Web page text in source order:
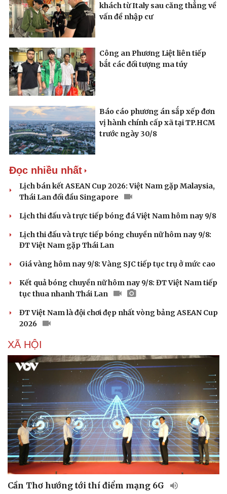
Pháp luật
Vụ án
Tin nóng
Tư vấn luật
Quân sự - Quốc phòng
khách từ Italy sau căng thẳng về
vấn đề nhập cư
Công an Phương Liệt liên tiếp
bắt các đối tượng ma túy
Báo cáo phương án sắp xếp đơn
vị hành chính cấp xã tại TP.HCM
trước ngày 30/8
Đọc nhiều nhất
Lịch bán kết ASEAN Cup 2026: Việt Nam gặp Malaysia,
Thái Lan đối đầu Singapore
Lịch thi đấu và trực tiếp bóng đá Việt Nam hôm nay 9/8
Lịch thi đấu và trực tiếp bóng chuyền nữ hôm nay 9/8:
ĐT Việt Nam gặp Thái Lan
Giá vàng hôm nay 9/8: Vàng SJC tiếp tục trụ ở mức cao
Kết quả bóng chuyền nữ hôm nay 9/8: ĐT Việt Nam tiếp
tục thua nhanh Thái Lan
ĐT Việt Nam là đội chơi đẹp nhất vòng bảng ASEAN Cup
2026
XÃ HỘI
Cần Thơ hướng tới thí điểm mạng 6G